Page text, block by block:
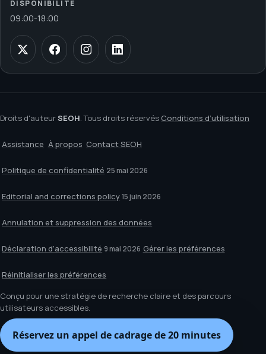
DISPONIBILITÉ
09:00-18:00
Droits d'auteurSEOH. Tous droits réservésConditions d’utilisation
Assistance À propos Contact SEOH
Politique de confidentialité 25 mai 2026
Editorial and corrections policy 15 juin 2026
Annulation et suppression des données
Déclaration d’accessibilité 9 mai 2026 Gérer les préférences
Réinitialiser les préférences
Conçu pour une stratégie de recherche claire et des parcours
utilisateurs accessibles.
Réservez un appel de cadrage de 20 minutes